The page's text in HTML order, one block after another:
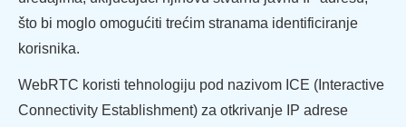
što bi moglo omogućiti trećim stranama identificiranje
korisnika.
WebRTC koristi tehnologiju pod nazivom ICE (Interactive
Connectivity Establishment) za otkrivanje IP adrese